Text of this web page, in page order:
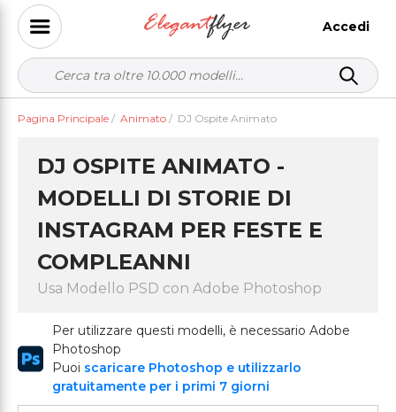
Accedi
Pagina Principale / Animato / DJ Ospite Animato
DJ OSPITE ANIMATO -
MODELLI DI STORIE DI
INSTAGRAM PER FESTE E
COMPLEANNI
Usa Modello PSD con Adobe Photoshop
Per utilizzare questi modelli, è necessario Adobe
Photoshop
Puoi scaricare Photoshop e utilizzarlo
gratuitamente per i primi 7 giorni